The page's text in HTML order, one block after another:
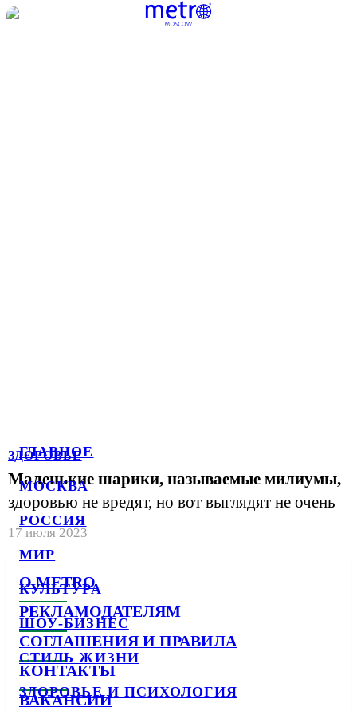
ГЛАВНОЕ
МОСКВА
РОССИЯ
МИР
КУЛЬТУРА
ШОУ-БИЗНЕС
СТИЛЬ ЖИЗНИ
ЗДОРОВЬЕ И ПСИХОЛОГИЯ
ЗДОРОВЬЕ
Маленькие шарики, называемые милиумы,
здоровью не вредят, но вот выглядят не очень
17 июля 2023
О METRO
РЕКЛАМОДАТЕЛЯМ
СОГЛАШЕНИЯ И ПРАВИЛА
КОНТАКТЫ
ВАКАНСИИ